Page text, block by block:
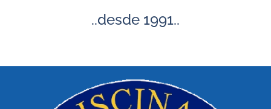
..desde 1991..